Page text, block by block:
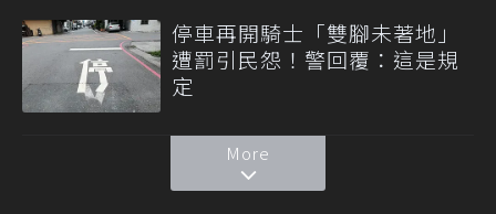
停車再開騎士「雙腳未著地」
遭罰引民怨！警回覆：這是規
定
More